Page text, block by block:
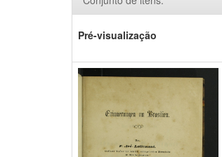
Pré-visualização